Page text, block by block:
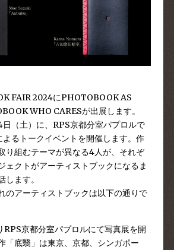
FAIR 2024にPHOTOBOOK AS
WHO CARESが出展します。
（土）に、RPS京都分室パプロルで
るトークイベントを開催します。作
り組むテーマが異なる4人が、それぞ
ェクトがアーティストブックになるま
します。
のアーティストブックは以下の通りで
RPS京都分室パプロルにて写真展を開
「底翳」は東京、京都、シンガポー